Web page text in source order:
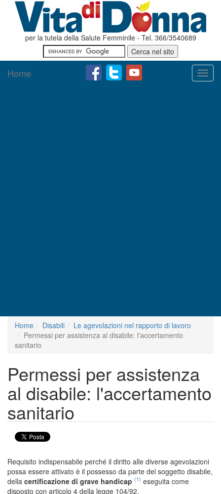
per la tutela della Salute Femminile - Tel. 366/3540689
Home
Home Disabili
Le agevolazioni nel rapporto di lavoro
Permessi per assistenza al disabile: l'accertamento
sanitario
Permessi per assistenza
al disabile: l'accertamento
sanitario
Requisito indispensabile perché il diritto alle diverse agevolazioni
possa essere attivato è il possesso da parte del soggetto disabile,
della certificazione di grave handicap (1) eseguita come
disposto con articolo 4 della legge 104/92.